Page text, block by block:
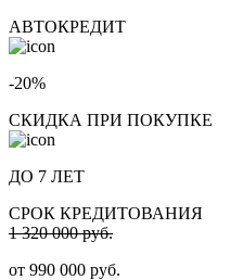
АВТОКРЕДИТ
-20%
СКИДКА ПРИ ПОКУПКЕ
ДО 7 ЛЕТ
СРОК КРЕДИТОВАНИЯ
1 320 000 руб.
от 990 000 руб.